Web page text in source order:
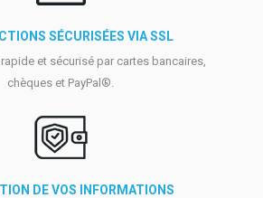
SÉCURISÉES VIA SSL
et sécurisé par cartes bancaires,
chèques et PayPal®.
DE VOS INFORMATIONS